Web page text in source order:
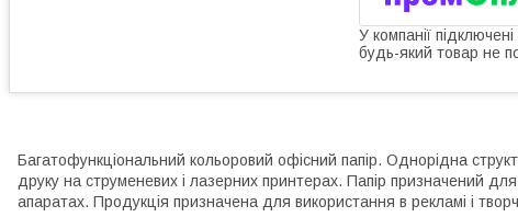
У компанії
будь-який товар не
Багатофункціональний кольоровий офісний папір. Однорідна
друку на струменевих і лазерних принтерах. Папір призначений
апаратах. Продукція призначена для використання в рекламі і